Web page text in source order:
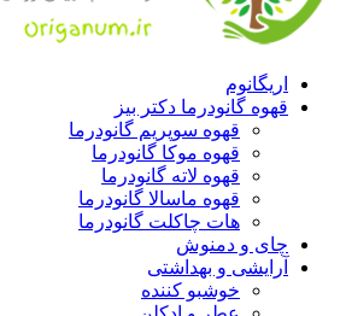
اریگانوم
قهوه گانودرما دکتر بیز
قهوه سوپریم گانودرما
قهوه موکا گانودرما
قهوه لاته گانودرما
قهوه ماسالا گانودرما
هات چاکلت گانودرما
چای و دمنوش
آرایشی و بهداشتی
خوشبو کننده